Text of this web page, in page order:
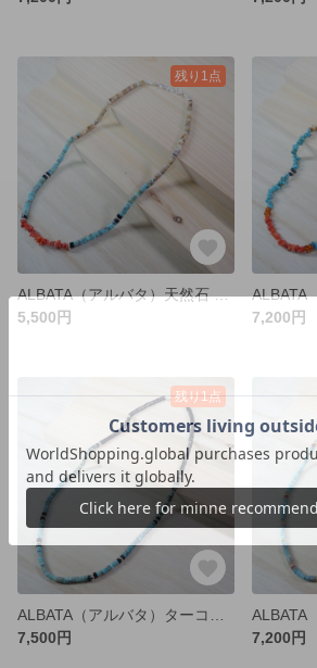
残り1点
ALBATA（アルバタ）天然石 ネックレス ジュエリー ターコイズ PTRC425P20
5,500円
7,200円
残り1点
7,500円
7,200円